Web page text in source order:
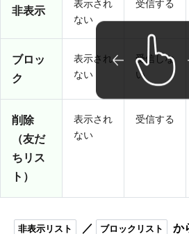
非表示
表示され
ない
受信する
ブロッ
ク
表示され
ない
受信しな
い
削除
（友だ
ちリス
ト）
表示され
ない
受信する
非表示リスト ／ ブロックリスト か